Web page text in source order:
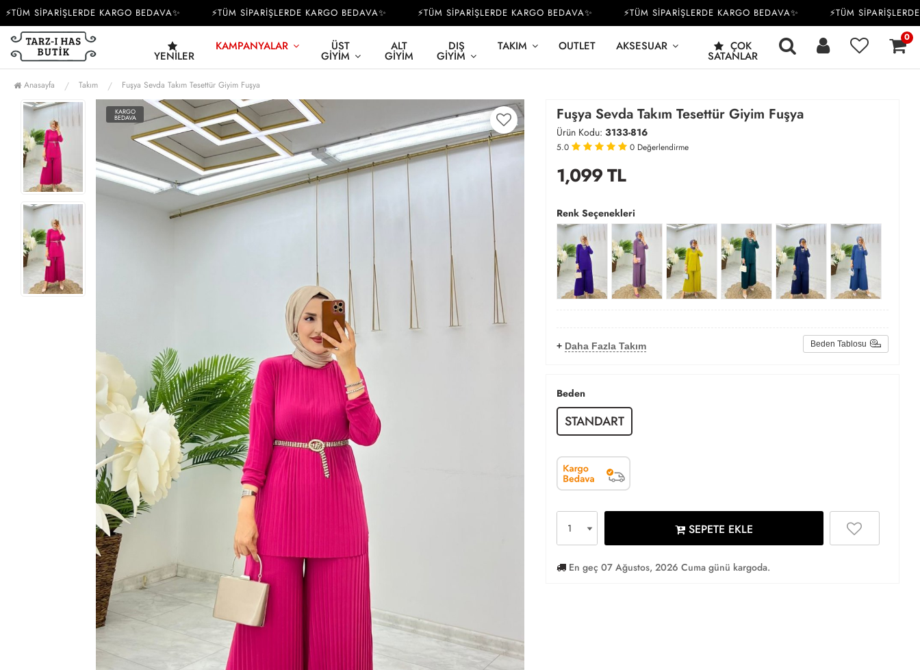
SİPARİŞLERDE KARGO BEDAVA✨ ⚡TÜM SİPARİŞLERDE KARGO BEDAVA✨ ⚡TÜM SİPARİŞLERDE KARGO BEDAVA✨ ⚡TÜM SİPARİŞLERDE KARGO BEDAVA✨ ⚡TÜM SİPARİŞLERDE
YENILER
KAMPANYALAR ÜST
GIYIM
ALT
GIYIM
DIŞ
GIYIM
TAKIM OUTLET AKSESUAR ÇOK
SATANLAR
0
Anasayfa Takım Fuşya Sevda Takım Tesettür Giyim Fuşya
KARGO
BEDAVA Fuşya Sevda Takım Tesettür Giyim Fuşya
Ürün Kodu: 3133-816
5.0 0 Değerlendirme
1,099TL
Renk Seçenekleri
+ Daha Fazla Takım Beden Tablosu
Beden
STANDART
SEPETE EKLE
En geç 07 Ağustos, 2026 Cuma günü kargoda.